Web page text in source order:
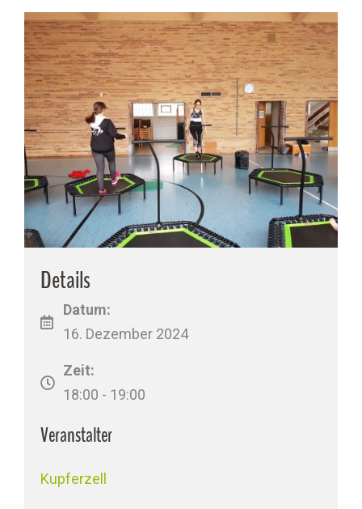
Details
Datum:
16. Dezember 2024
Zeit:
18:00 - 19:00
Veranstalter
Kupferzell